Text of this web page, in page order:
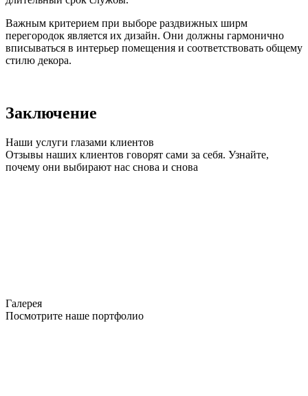
Важным критерием при выборе раздвижных ширм
перегородок является их дизайн. Они должны гармонично
вписываться в интерьер помещения и соответствовать общему
стилю декора.
Заключение
Наши услуги глазами клиентов
Отзывы наших клиентов говорят сами за себя. Узнайте,
почему они выбирают нас снова и снова
Галерея
Посмотрите наше портфолио